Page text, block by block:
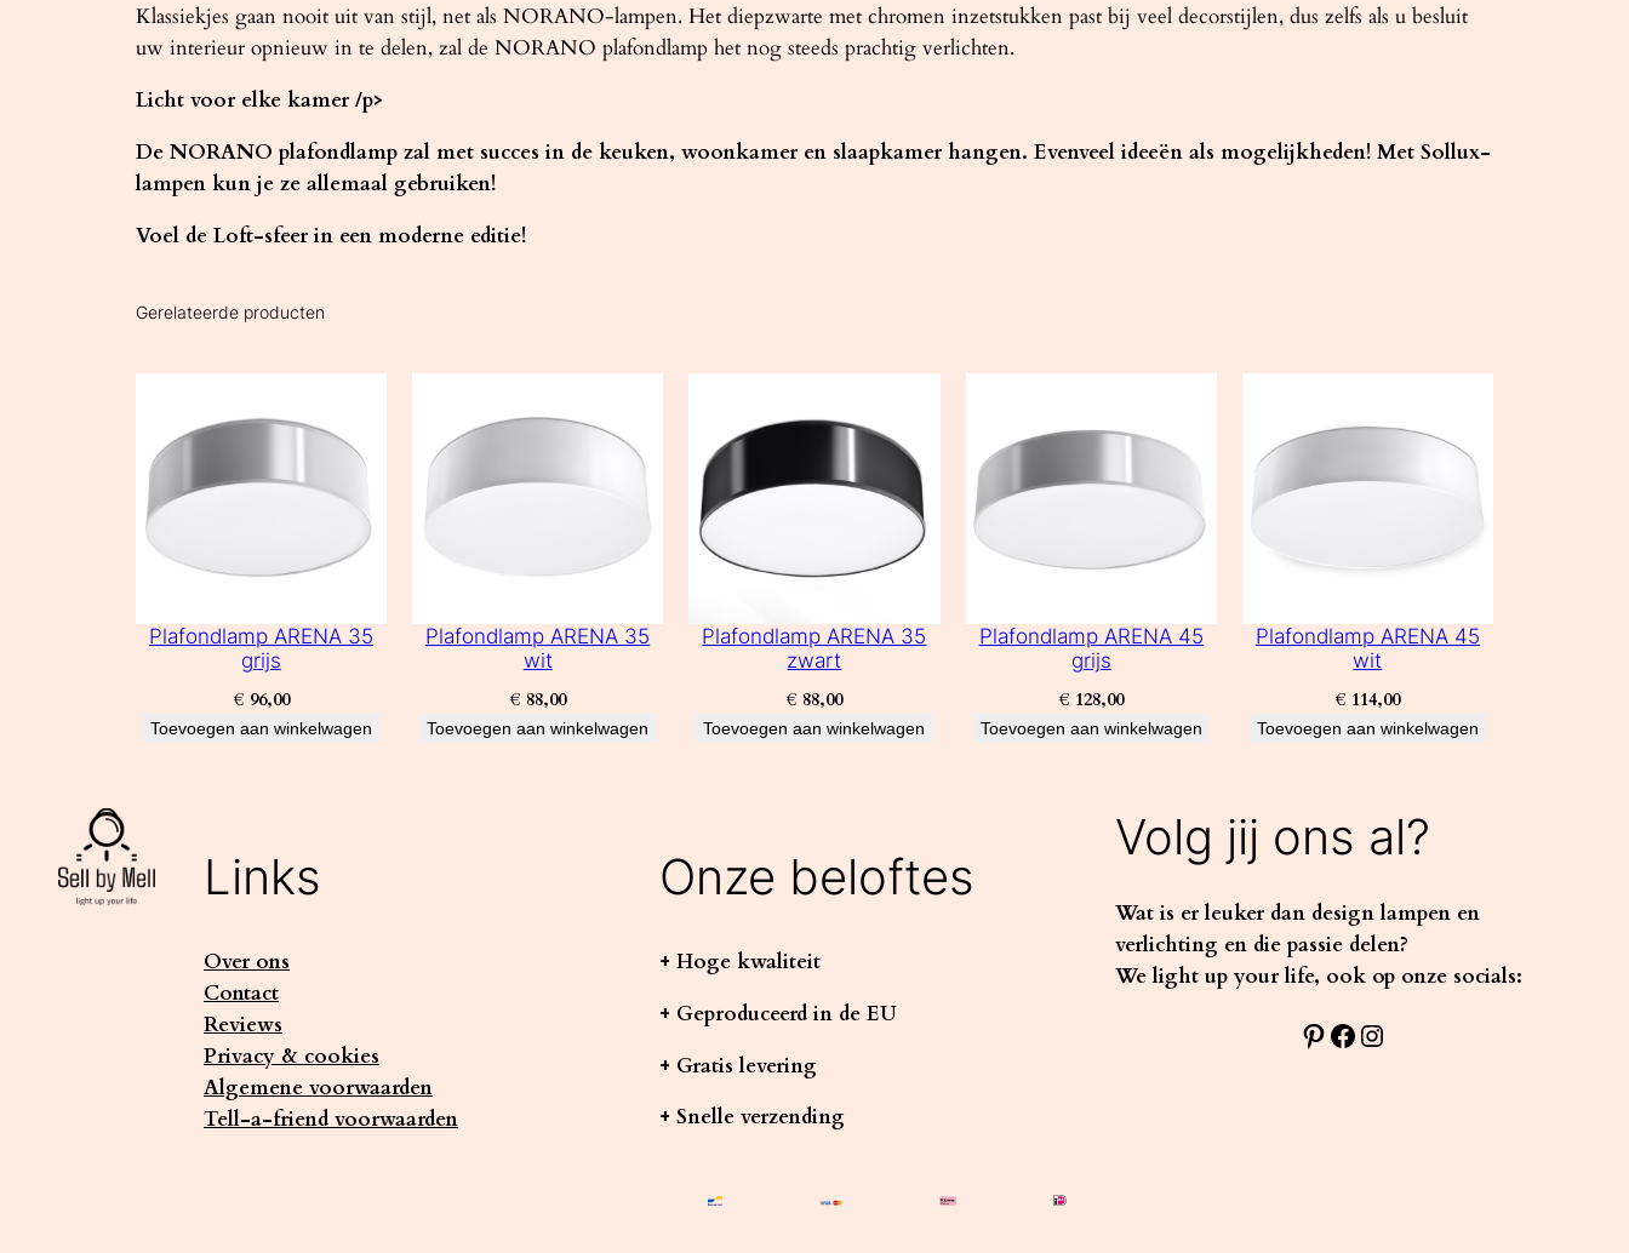
Klassiekjes gaan nooit uit van stijl, net als NORANO-lampen. Het diepzwarte met chromen inzetstukken past bij veel decorstijlen, dus zelfs als u besluit
uw interieur opnieuw in te delen, zal de NORANO plafondlamp het nog steeds prachtig verlichten.
Licht voor elke kamer/p>
De NORANO plafondlamp zal met succes in de keuken, woonkamer en slaapkamer hangen. Evenveel ideeën als mogelijkheden! Met Sollux-
lampen kun je ze allemaal gebruiken!
Voel de Loft-sfeer in een moderne editie!
Gerelateerde producten
Plafondlamp ARENA 35
grijs
€ 96,00
Toevoegen aan winkelwagen
Plafondlamp ARENA 35
wit
€ 88,00
Toevoegen aan winkelwagen
Plafondlamp ARENA 35
zwart
€ 88,00
Toevoegen aan winkelwagen
Plafondlamp ARENA 45
grijs
€ 128,00
Toevoegen aan winkelwagen
Plafondlamp ARENA 45
wit
€ 114,00
Toevoegen aan winkelwagen
Links
Over ons
Contact
Reviews
Privacy & cookies
Algemene voorwaarden
Tell-a-friend voorwaarden
Onze beloftes
+ Hoge kwaliteit
+ Geproduceerd in de EU
+ Gratis levering
+ Snelle verzending
Volg jij ons al?
Wat is er leuker dan design lampen en
verlichting en die passie delen?
We light up your life, ook op onze socials:
Pinterest Facebook Instagram